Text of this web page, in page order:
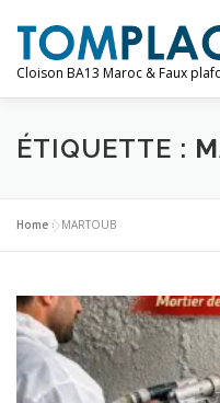
contenu
Cloison BA13 Maroc & Faux
AMÉNAGEMENT
CONTACT
ÉTIQUETTE :
Home »MARTOUB